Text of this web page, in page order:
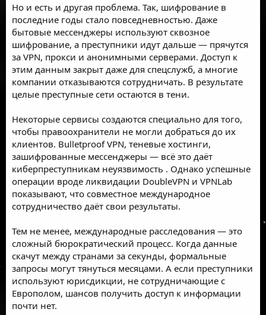
Но и есть и другая проблема. Так, шифрование в
последние годы стало повседневностью. Даже
бытовые мессенджеры используют сквозное
шифрование, а преступники идут дальше — прячутся
за VPN, прокси и анонимными серверами. Доступ к
этим данным закрыт даже для спецслужб, а многие
компании отказываются сотрудничать. В результате
целые преступные сети остаются в тени.
Некоторые сервисы создаются специально для того,
чтобы правоохранители не могли добраться до их
клиентов. Bulletproof VPN, теневые хостинги,
зашифрованные мессенджеры — всё это даёт
киберпреступникам неуязвимость . Однако успешные
операции вроде ликвидации DoubleVPN и VPNLab
показывают, что совместное международное
сотрудничество даёт свои результаты.
Тем не менее, международные расследования — это
сложный бюрократический процесс. Когда данные
скачут между странами за секунды, формальные
запросы могут тянуться месяцами. А если преступники
используют юрисдикции, не сотрудничающие с
Европолом, шансов получить доступ к информации
почти нет.